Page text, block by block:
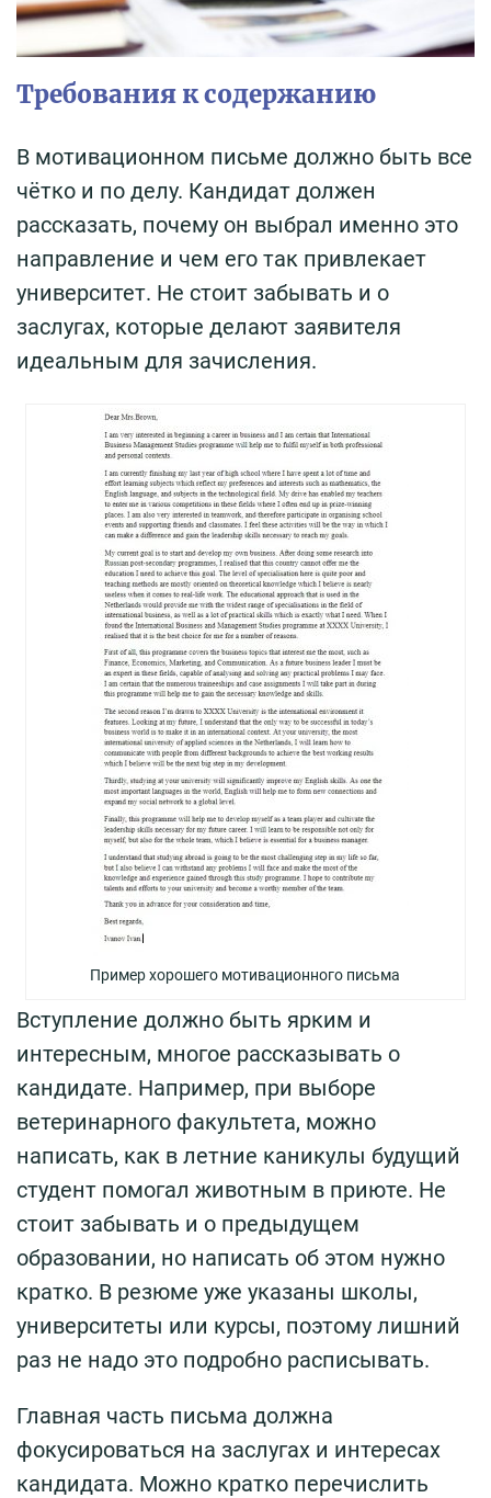
Требования к содержанию
В мотивационном письме должно быть все
чётко и по делу. Кандидат должен
рассказать, почему он выбрал именно это
направление и чем его так привлекает
университет. Не стоит забывать и о
заслугах, которые делают заявителя
идеальным для зачисления.
Пример хорошего мотивационного письма
Вступление должно быть ярким и
интересным, многое рассказывать о
кандидате. Например, при выборе
ветеринарного факультета, можно
написать, как в летние каникулы будущий
студент помогал животным в приюте. Не
стоит забывать и о предыдущем
образовании, но написать об этом нужно
кратко. В резюме уже указаны школы,
университеты или курсы, поэтому лишний
раз не надо это подробно расписывать.
Главная часть письма должна
фокусироваться на заслугах и интересах
кандидата. Можно кратко перечислить